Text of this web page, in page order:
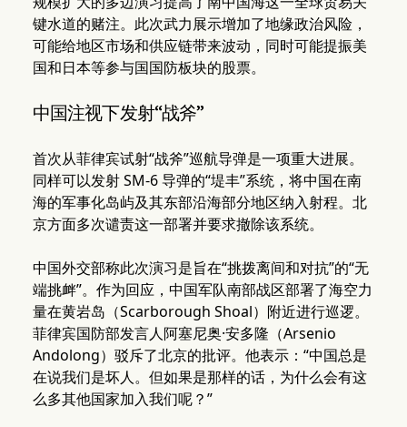
键水道的赌注。此次武力展示增加了地缘政治风险，
可能给地区市场和供应链带来波动，同时可能提振美
国和日本等参与国国防板块的股票。
中国注视下发射“战斧”
首次从菲律宾试射“战斧”巡航导弹是一项重大进展。
同样可以发射 SM-6 导弹的“堤丰”系统，将中国在南
海的军事化岛屿及其东部沿海部分地区纳入射程。北
京方面多次谴责这一部署并要求撤除该系统。
中国外交部称此次演习是旨在“挑拨离间和对抗”的“无
端挑衅”。作为回应，中国军队南部战区部署了海空力
量在黄岩岛（Scarborough Shoal）附近进行巡逻。
菲律宾国防部发言人阿塞尼奥·安多隆（Arsenio
Andolong）驳斥了北京的批评。他表示：“中国总是
在说我们是坏人。但如果是那样的话，为什么会有这
么多其他国家加入我们呢？”